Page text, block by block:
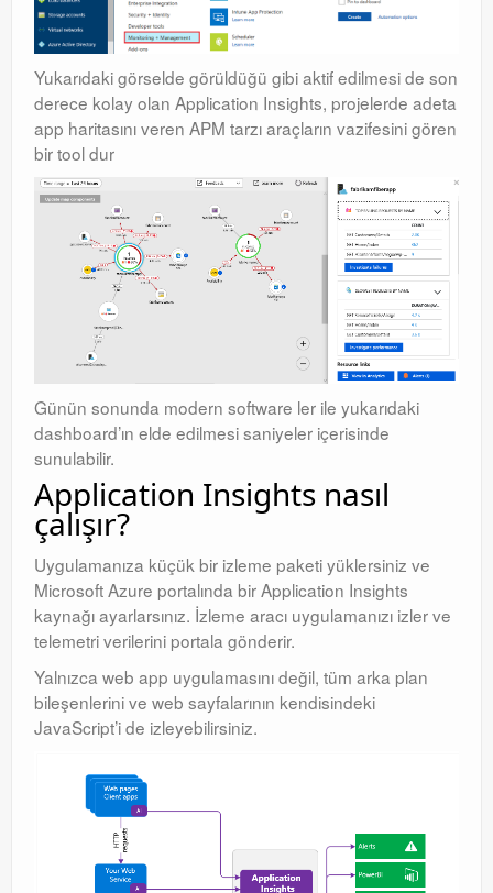
Yukarıdaki görselde görüldüğü gibi aktif edilmesi de son
derece kolay olan Application Insights, projelerde adeta
app haritasını veren APM tarzı araçların vazifesini gören
bir tool dur
Günün sonunda modern software ler ile yukarıdaki
dashboard’ın elde edilmesi saniyeler içerisinde
sunulabilir.
Application Insights nasıl
çalışır?
Uygulamanıza küçük bir izleme paketi yüklersiniz ve
Microsoft Azure portalında bir Application Insights
kaynağı ayarlarsınız. İzleme aracı uygulamanızı izler ve
telemetri verilerini portala gönderir.
Yalnızca web app uygulamasını değil, tüm arka plan
bileşenlerini ve web sayfalarının kendisindeki
JavaScript’i de izleyebilirsiniz.